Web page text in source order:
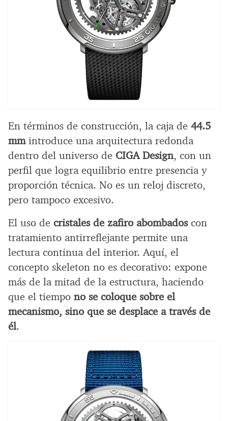
En términos de construcción, la caja de 44.5
mmintroduce una arquitectura redonda
dentro del universo de CIGA Design, con un
perfil que logra equilibrio entre presencia y
proporción técnica. No es un reloj discreto,
pero tampoco excesivo.
El uso de cristales de zafiro abombadoscon
tratamiento antirreflejante permite una
lectura continua del interior. Aquí, el
concepto skeleton no es decorativo: expone
más de la mitad de la estructura, haciendo
que el tiempo no se coloque sobre el
mecanismo, sino que se desplace a través de
él.